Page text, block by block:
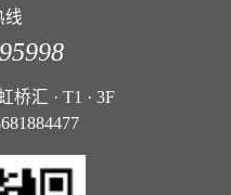
线
桥汇 · T1 · 3F